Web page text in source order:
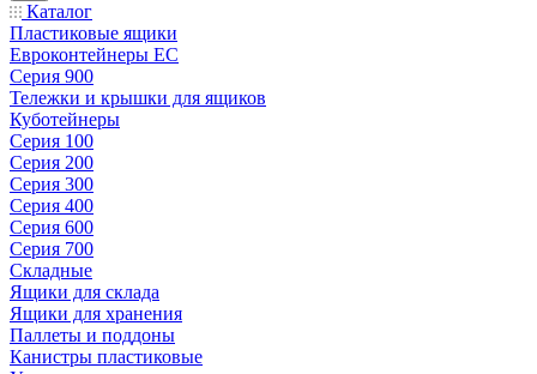
Каталог
Пластиковые ящики
Евроконтейнеры ЕС
Серия 900
Тележки и крышки для ящиков
Куботейнеры
Серия 100
Серия 200
Серия 300
Серия 400
Серия 600
Серия 700
Складные
Ящики для склада
Ящики для хранения
Паллеты и поддоны
Канистры пластиковые